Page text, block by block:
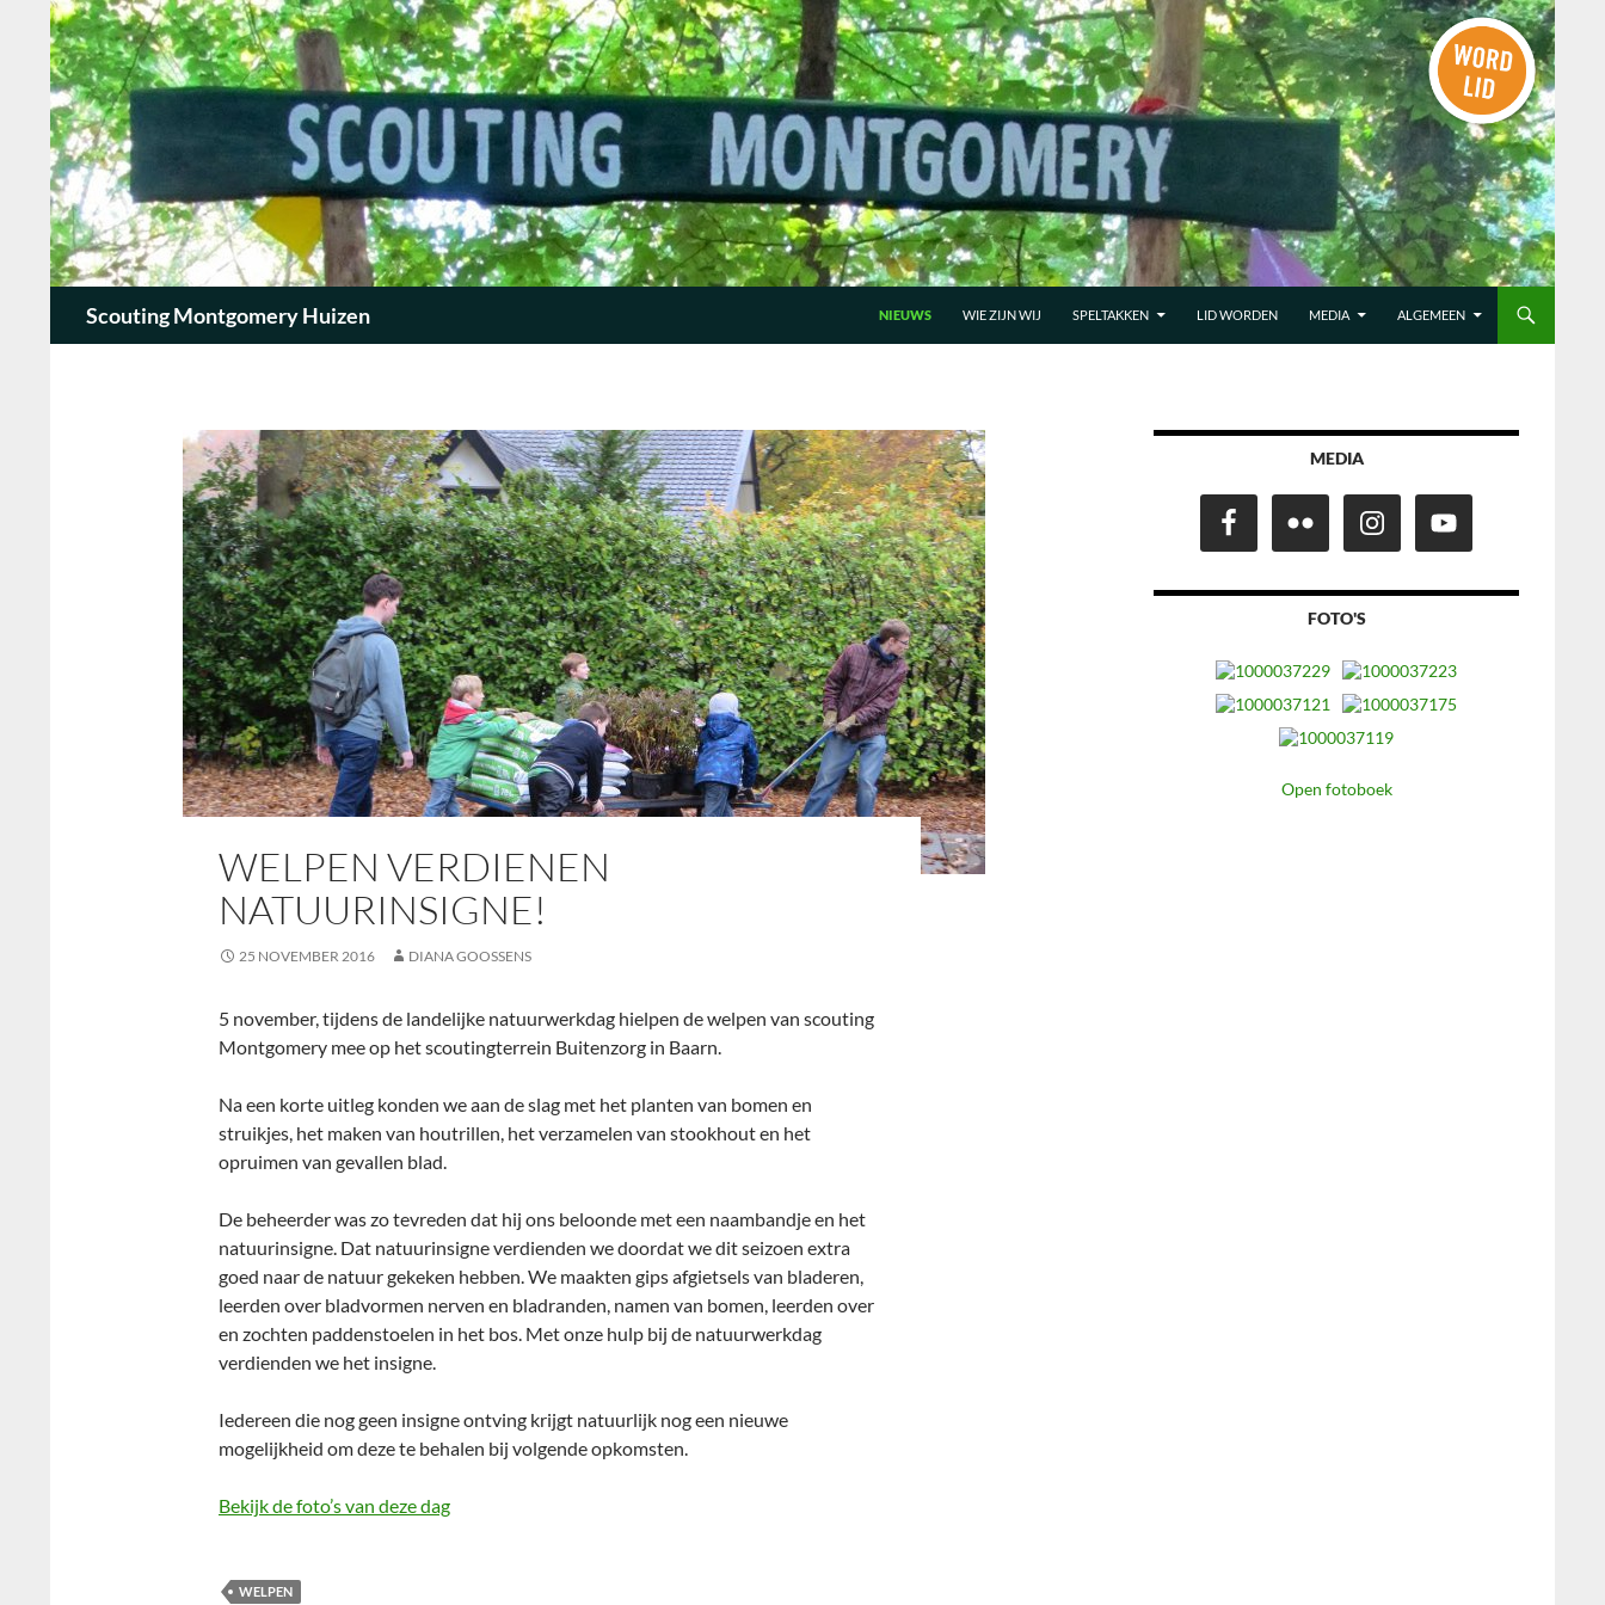
Scouting Montgomery Huizen
NIEUWS
WIE ZIJN WIJ SPELTAKKEN LID WORDEN MEDIA ALGEMEEN
WELPEN VERDIENEN
NATUURINSIGNE!
25 NOVEMBER 2016 DIANA GOOSSENS
5 november, tijdens de landelijke natuurwerkdag hielpen de welpen van scouting
Montgomery mee op het scoutingterrein Buitenzorg in Baarn.
Na een korte uitleg konden we aan de slag met het planten van bomen en
struikjes, het maken van houtrillen, het verzamelen van stookhout en het
opruimen van gevallen blad.
De beheerder was zo tevreden dat hij ons beloonde met een naambandje en het
natuurinsigne. Dat natuurinsigne verdienden we doordat we dit seizoen extra
goed naar de natuur gekeken hebben. We maakten gips afgietsels van bladeren,
leerden over bladvormen nerven en bladranden, namen van bomen, leerden over
en zochten paddenstoelen in het bos. Met onze hulp bij de natuurwerkdag
verdienden we het insigne.
Iedereen die nog geen insigne ontving krijgt natuurlijk nog een nieuwe
mogelijkheid om deze te behalen bij volgende opkomsten.
Bekijk de foto’s van deze dag
WELPEN
MEDIA
FOTO'S
Open fotoboek